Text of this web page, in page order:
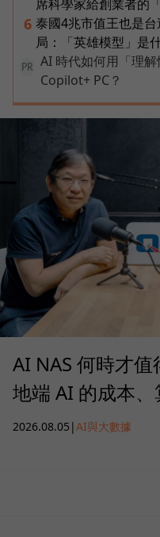
席科學家給創業者的
6 泰國4兆市值王也是
局：「英雄模型」是
PR
AI 時代如何用「理
Copilot+ PC？
AI NAS 何時才
地端 AI 的成本
2026.08.05 |AI與大數據